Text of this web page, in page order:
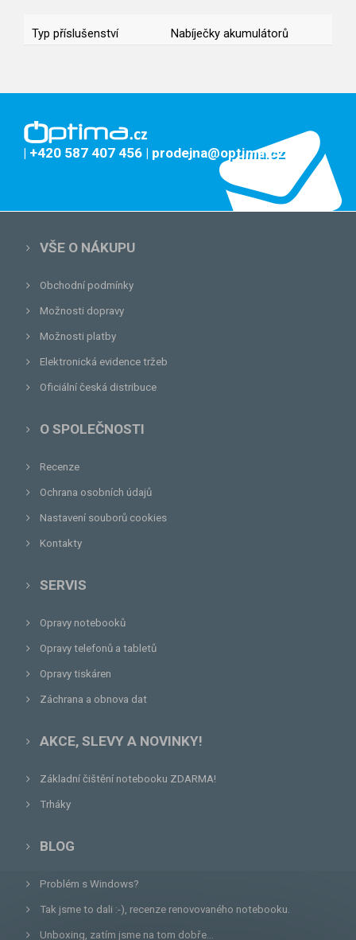
Typ příslušenství Nabíječky akumulátorů
| +420 587 407 456 | prodejna@optima.cz
VŠE O NÁKUPU
Obchodní podmínky
Možnosti dopravy
Možnosti platby
Elektronická evidence tržeb
Oficiální česká distribuce
O SPOLEČNOSTI
Recenze
Ochrana osobních údajů
Nastavení souborů cookies
Kontakty
SERVIS
Opravy notebooků
Opravy telefonů a tabletů
Opravy tiskáren
Záchrana a obnova dat
AKCE, SLEVY A NOVINKY!
Základní čištění notebooku ZDARMA!
Trháky
BLOG
Problém s Windows?
Tak jsme to dali :-), recenze renovovaného notebooku.
Unboxing, zatím jsme na tom dobře...